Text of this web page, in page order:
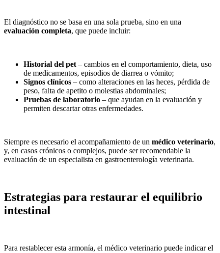
El diagnóstico no se basa en una sola prueba, sino en una
evaluación completa, que puede incluir:
Historial del pet– cambios en el comportamiento, dieta, uso
de medicamentos, episodios de diarrea o vómito;
Signos clínicos – como alteraciones en las heces, pérdida de
peso, falta de apetito o molestias abdominales;
Pruebas de laboratorio – que ayudan en la evaluación y
permiten descartar otras enfermedades.
Siempre es necesario el acompañamiento de un médico veterinario,
y, en casos crónicos o complejos, puede ser recomendable la
evaluación de un especialista en gastroenterología veterinaria.
Estrategias para restaurar el equilibrio
intestinal
Para restablecer esta armonía, el médico veterinario puede indicar el